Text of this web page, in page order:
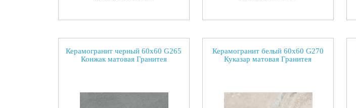
Керамогранит черный 60х60 G265
Конжак матовая Гранитея
Керамогранит белый 60х60 G270
Куказар матовая Гранитея